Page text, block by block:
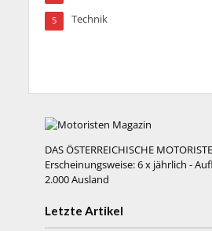
Technik
5
DAS ÖSTERREICHISCHE
Erscheinungsweise: 6 x jährlich -
2.000 Ausland
Letzte Artikel